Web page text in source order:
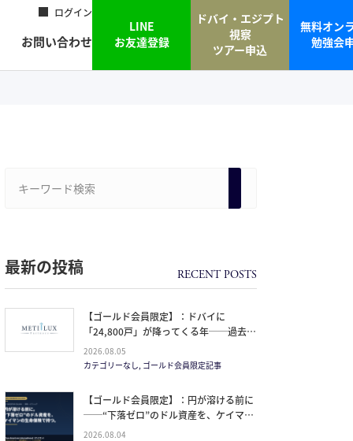
ログイン
お問い合わせ
LINE
お友達登録
ドバイ・エジプト
視察
ツアー申込
無料オン
勉強会
最新の投稿
【ゴールド会員限定】：ドバイに
「24,800戸」が降ってくる年──過去
20年で最大の引き渡しラッシュと、ミサ
イルが崩した“安全神話”。2027年の供給
2026.08.05
カテゴリーなし, ゴールド会員限定記事
【ゴールド会員限定】：円が溶ける前に
──“下落ゼロ”のドル資産を、ケイマン
の生命保険で持つ。
2026.08.04